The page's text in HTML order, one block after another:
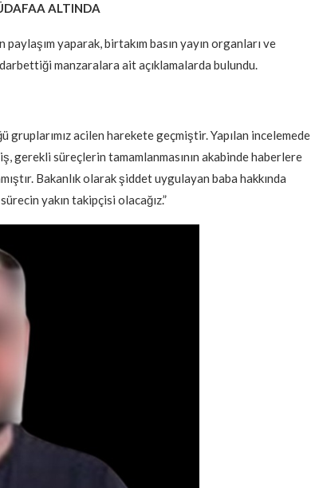
ALTINDA
yaparak, birtakım basın yayın organları ve
darbettiği manzaralara ait açıklamalarda bulundu.
gruplarımız acilen harekete geçmiştir. Yapılan incelemede
gerekli süreçlerin tamamlanmasının akabinde haberlere
Bakanlık olarak şiddet uygulayan baba hakkında
yakın takipçisi olacağız.”